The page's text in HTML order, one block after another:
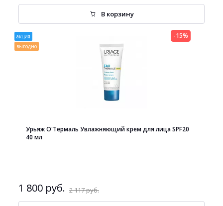
В корзину
акция
выгодно
Урьяж О'Термаль Увлажняющий крем для лица SPF20
40 мл
1 800 руб. 2 117 руб.
-15%